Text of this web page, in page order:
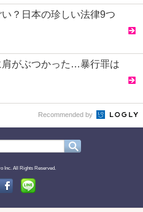
？日本の珍しい法律9つ
がぶつかった…暴行罪は
Recommended by
Inc. All Rights Reserved.